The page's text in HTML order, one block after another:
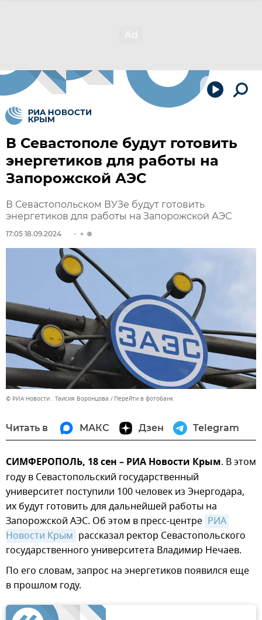
В Севастополе будут готовить
энергетиков для работы на
Запорожской АЭС
В Севастопольском ВУЗе будут готовить
энергетиков для работы на Запорожской АЭС
17:05 18.09.2024
© РИА Новости . Таисия Воронцова Перейти в фотобанк
Читать в МАКС Дзен Telegram
СИМФЕРОПОЛЬ, 18 сен – РИА Новости Крым. В этом
году в Севастопольский государственный
университет поступили 100 человек из Энергодара,
их будут готовить для дальнейшей работы на
Запорожской АЭС. Об этом в пресс-центре РИА
Новости Крым рассказал ректор Севастопольского
государственного университета Владимир Нечаев.
По его словам, запрос на энергетиков появился еще
в прошлом году.